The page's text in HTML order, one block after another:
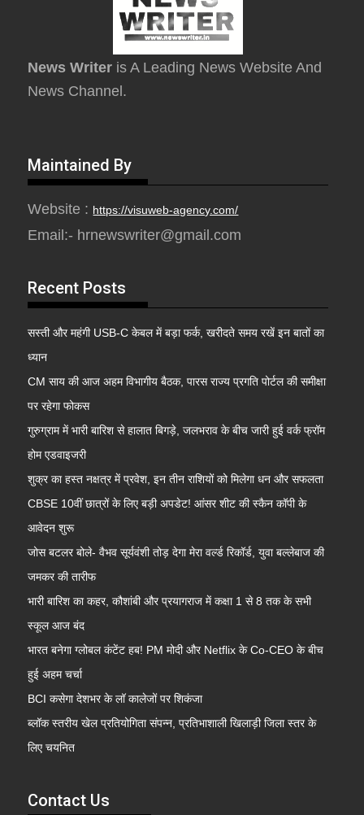
News Writer is A Leading News Website And
News Channel.
Maintained By
Website : https://visuweb-agency.com/
Email:- hrnewswriter@gmail.com
Recent Posts
सस्ती और महंगी USB-C केबल में बड़ा फर्क, खरीदते समय रखें इन बातों का
ध्यान
CM साय की आज अहम विभागीय बैठक, पारस राज्य प्रगति पोर्टल की समीक्षा
पर रहेगा फोकस
गुरुग्राम में भारी बारिश से हालात बिगड़े, जलभराव के बीच जारी हुई वर्क फ्रॉम
होम एडवाइजरी
शुक्र का हस्त नक्षत्र में प्रवेश, इन तीन राशियों को मिलेगा धन और सफलता
CBSE 10वीं छात्रों के लिए बड़ी अपडेट! आंसर शीट की स्कैन कॉपी के
आवेदन शुरू
जोस बटलर बोले- वैभव सूर्यवंशी तोड़ देगा मेरा वर्ल्ड रिकॉर्ड, युवा बल्लेबाज की
जमकर की तारीफ
भारी बारिश का कहर, कौशांबी और प्रयागराज में कक्षा 1 से 8 तक के सभी
स्कूल आज बंद
भारत बनेगा ग्लोबल कंटेंट हब! PM मोदी और Netflix के Co-CEO के बीच
हुई अहम चर्चा
BCI कसेगा देशभर के लॉ कालेजों पर शिकंजा
ब्लॉक स्तरीय खेल प्रतियोगिता संपन्न, प्रतिभाशाली खिलाड़ी जिला स्तर के
लिए चयनित
Contact Us